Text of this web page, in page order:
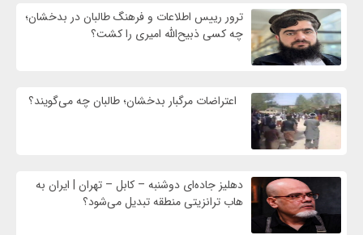
ترور رییس اطلاعات و فرهنگ طالبان در بدخشان؛
چه کسی ذبیح‌الله امیری را کشت؟
اعتراضات مرگبار بدخشان؛ طالبان چه می‌گویند؟
دهلیز جاده‌ای دوشنبه – کابل – تهران | ایران به
هاب ترانزیتی منطقه تبدیل می‌شود؟